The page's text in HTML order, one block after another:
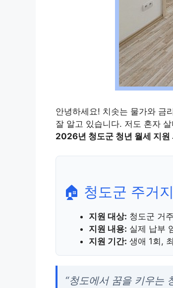
안녕하세요! 치솟는 물가와 금
잘 알고 있습니다. 저도 혼자
2026년 청도군 청년 월세 지원
🏠 청도군 주거
지원 대상: 청도군 거
지원 내용: 실제 납부
지원 기간: 생애 1회,
“청도에서 꿈을 키우는